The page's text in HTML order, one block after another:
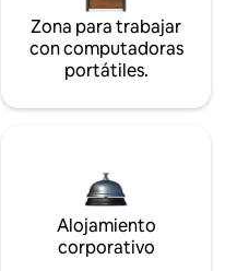
Zona para trabajar
con computadoras
portátiles.
Alojamiento
corporativo